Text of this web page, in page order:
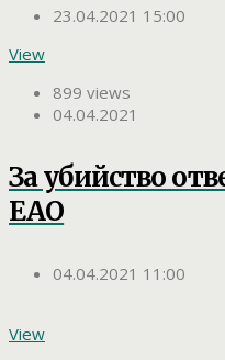
23.04.2021 15:00
View
899 views
04.04.2021
За убийство
ЕАО
04.04.2021 11:00
View